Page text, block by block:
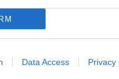
Data Access Privacy
n
te
re
st
h
at
s
A
h
a
Articolo precedente